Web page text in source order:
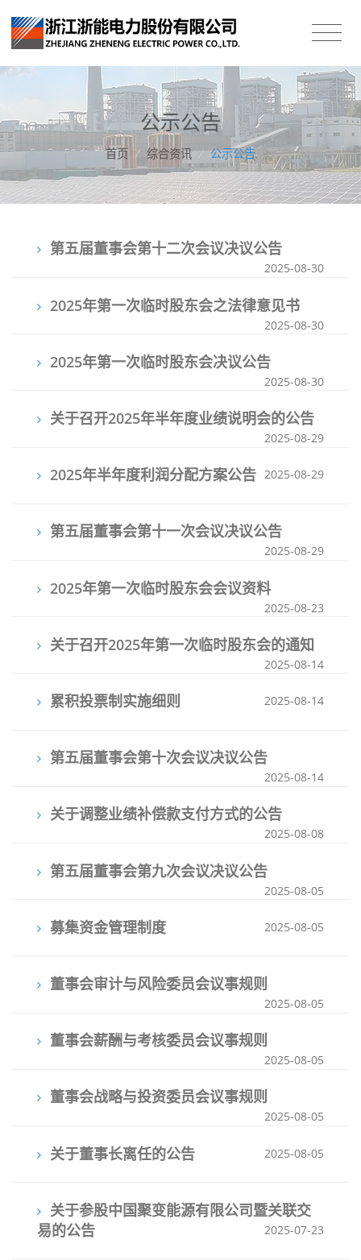
公示公告
首页 / 综合资讯 / 公示公告
第五届董事会第十二次会议决议公告
2025-08-30
2025年第一次临时股东会之法律意见书
2025-08-30
2025年第一次临时股东会决议公告
2025-08-30
关于召开2025年半年度业绩说明会的公告
2025-08-29
2025年半年度利润分配方案公告 2025-08-29
第五届董事会第十一次会议决议公告
2025-08-29
2025年第一次临时股东会会议资料
2025-08-23
关于召开2025年第一次临时股东会的通知
2025-08-14
累积投票制实施细则 2025-08-14
第五届董事会第十次会议决议公告
2025-08-14
关于调整业绩补偿款支付方式的公告
2025-08-08
第五届董事会第九次会议决议公告
2025-08-05
募集资金管理制度 2025-08-05
董事会审计与风险委员会议事规则
2025-08-05
董事会薪酬与考核委员会议事规则
2025-08-05
董事会战略与投资委员会议事规则
2025-08-05
关于董事长离任的公告 2025-08-05
关于参股中国聚变能源有限公司暨关联交
易的公告
2025-07-23